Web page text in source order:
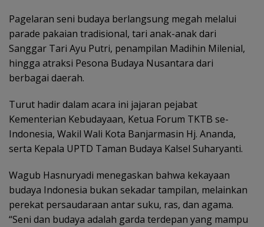
Pagelaran seni budaya berlangsung megah melalui
parade pakaian tradisional, tari anak-anak dari
Sanggar Tari Ayu Putri, penampilan Madihin Milenial,
hingga atraksi Pesona Budaya Nusantara dari
berbagai daerah.
Turut hadir dalam acara ini jajaran pejabat
Kementerian Kebudayaan, Ketua Forum TKTB se-
Indonesia, Wakil Wali Kota Banjarmasin Hj. Ananda,
serta Kepala UPTD Taman Budaya Kalsel Suharyanti.
Wagub Hasnuryadi menegaskan bahwa kekayaan
budaya Indonesia bukan sekadar tampilan, melainkan
perekat persaudaraan antar suku, ras, dan agama.
“Seni dan budaya adalah garda terdepan yang mampu